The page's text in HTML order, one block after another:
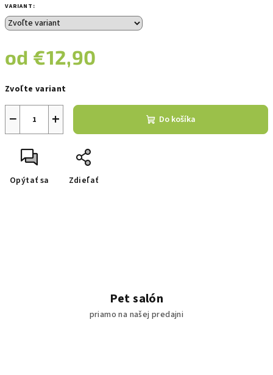
VARIANT:
od €12,90
cena:
Zvoľte variant
+
− Do košíka
Opýtať sa Zdieľať
Pet salón
priamo na našej predajni